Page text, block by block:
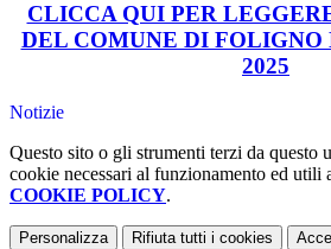
CLICCA QUI PER
DEL COMUNE DI FOLIGNO
2025
Notizie
Questo sito o gli strumenti terzi da questo
cookie necessari al funzionamento ed utili
COOKIE POLICY.
Personalizza Rifiuta tutti i cookies